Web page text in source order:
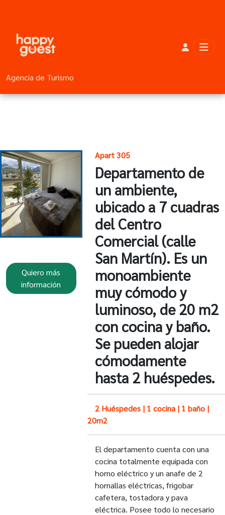
Agencia de Turismo
Quiero más
información
Apart 305
Departamento de
un ambiente,
ubicado a 7 cuadras
del Centro
Comercial (calle
San Martín). Es un
monoambiente
muy cómodo y
luminoso, de 20 m2
con cocina y baño.
Se pueden alojar
cómodamente
hasta 2 huéspedes.
2 Huéspedes | 1 cocina | 1 baño |
20m2
El departamento cuenta con una
cocina totalmente equipada con
horno eléctrico y un anafe de 2
hornallas eléctricas, frigobar
cafetera, tostadora y pava
eléctrica. Posee todo lo necesario